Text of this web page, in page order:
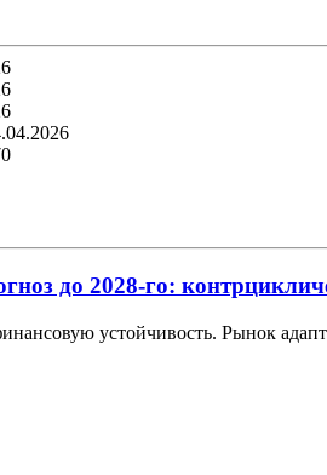
до 2028-го:
устойчивость. Рынок